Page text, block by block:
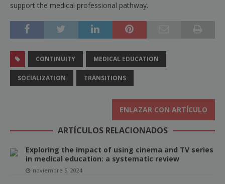
support the medical professional pathway.
CONTINUITY MEDICAL EDUCATION
SOCIALIZATION TRANSITIONS
ENLAZAR CON ARTÍCULO
ARTÍCULOS RELACIONADOS
Exploring the impact of using cinema and TV series
in medical education: a systematic review
noviembre 5, 2024